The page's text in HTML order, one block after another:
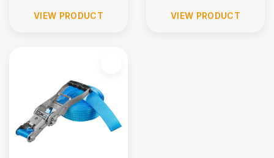
VIEW PRODUCT VIEW PRODUCT